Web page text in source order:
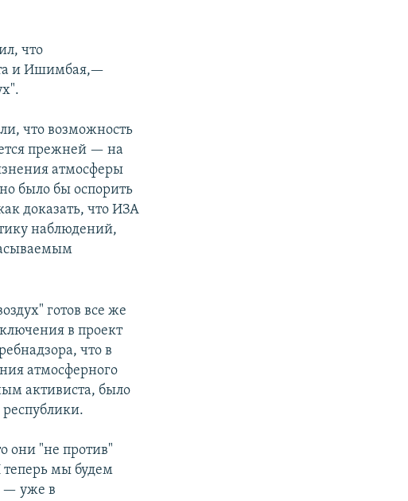
что
и Ишимбая,—
что возможность
прежней — на
атмосферы
было бы оспорить
доказать, что ИЗА
наблюдений,
готов все же
в проект
что в
атмосферного
активиста, было
они "не против"
теперь мы будем
— уже в